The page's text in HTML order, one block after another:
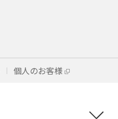
個人のお客様